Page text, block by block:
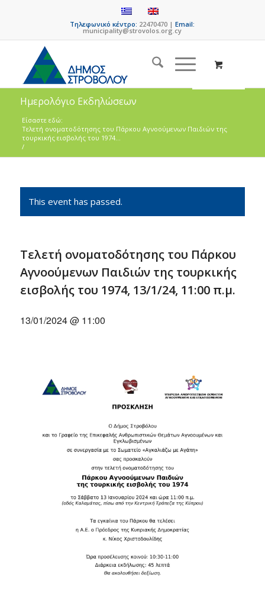
Τηλεφωνικό κέντρο: 22470470 |Email:
municipality@strovolos.org.cy
Ημερολόγιο Εκδηλώσεων
Είσαστε εδώ:
Τελετή ονοματοδότησης του Πάρκου Αγνοούμενων Παιδιών της
τουρκικής εισβολής του 1974...
/
This event has passed.
Τελετή ονοματοδότησης του Πάρκου
Αγνοούμενων Παιδιών της τουρκικής
εισβολής του 1974, 13/1/24, 11:00 π.μ.
13/01/2024 @ 11:00